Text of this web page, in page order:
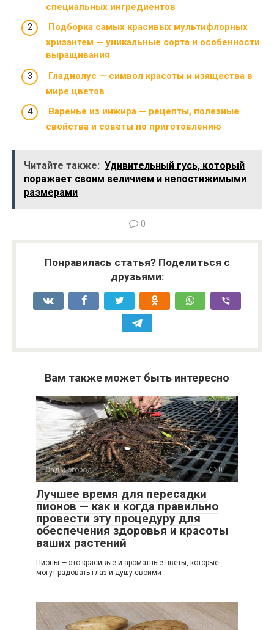
специальных ингредиентов
Подборка самых красивых мультифлорных
хризантем — уникальные сорта и особенности
выращивания
Гладиолус — символ красоты и изящества в
мире цветов
Варенье из инжира — рецепты, полезные
свойства и советы по приготовлению
Читайте также: Удивительный гусь, который
поражает своим величием и непостижимыми
размерами
0
Понравилась статья? Поделиться с
друзьями:
Вам также может быть интересно
Сад и огород 0
Лучшее время для пересадки
пионов — как и когда правильно
провести эту процедуру для
обеспечения здоровья и красоты
ваших растений
Пионы — это красивые и ароматные цветы, которые
могут радовать глаз и душу своими